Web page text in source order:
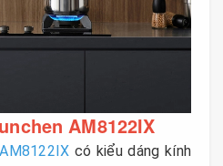
AM8122IX
có kiểu dáng kính